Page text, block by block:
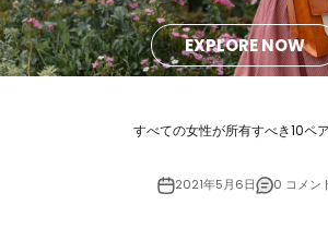
EXPLORE NOW
すべての女性が所有すべき10ペ
2021年5月6日 0 コメン